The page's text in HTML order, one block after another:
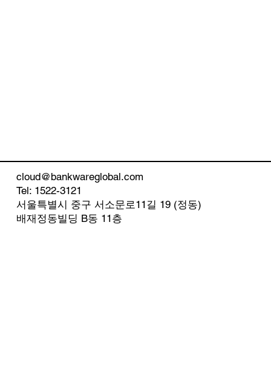
cloud@bankwareglobal.com
Tel: 1522-3121
서울특별시 중구 서소문로11길 19 (정동)
​배재정동빌딩 B동 11층